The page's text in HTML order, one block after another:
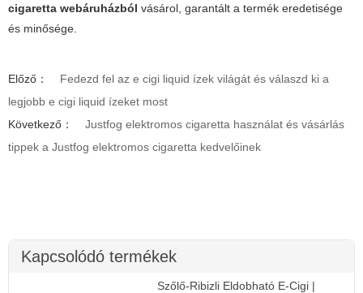
cigaretta webáruházból vásárol, garantált a termék eredetisége
és minősége.
Előző：
Fedezd fel az e cigi liquid ízek világát és válaszd ki a
legjobb e cigi liquid ízeket most
Következő：
Justfog elektromos cigaretta használat és vásárlás
tippek a Justfog elektromos cigaretta kedvelőinek
Kapcsolódó termékek
Szőlő-Ribizli Eldobható E-Cigi |